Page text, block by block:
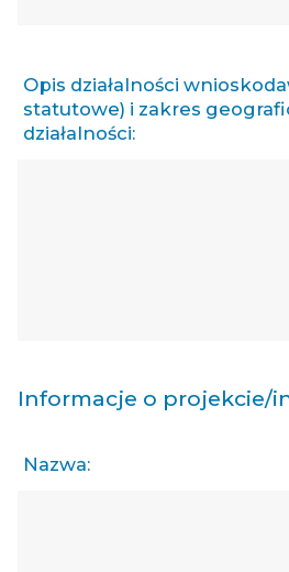
Opis działalności
statutowe) i zakres
działalności:
Informacje o projekcie/
Nazwa: